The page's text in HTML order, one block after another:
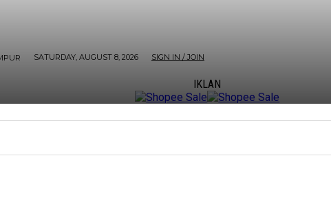
SATURDAY, AUGUST 8, 2026 SIGN IN / JOIN
IKLAN